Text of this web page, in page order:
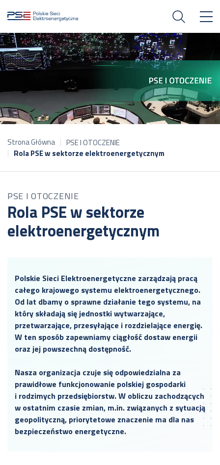
Strona Główna
PSE I OTOCZENIE
Rola PSE w sektorze elektroenergetycznym
PSE I OTOCZENIE
Rola PSE w sektorze
elektroenergetycznym
Polskie Sieci Elektroenergetyczne zarządzają pracą
całego krajowego systemu elektroenergetycznego.
Od lat dbamy o sprawne działanie tego systemu, na
który składają się jednostki wytwarzające,
przetwarzające, przesyłające i rozdzielające energię.
W ten sposób zapewniamy ciągłość dostaw energii
oraz jej powszechną dostępność.
Nasza organizacja czuje się odpowiedzialna za
prawidłowe funkcjonowanie polskiej gospodarki
i rodzimych przedsiębiorstw. W obliczu zachodzących
w ostatnim czasie zmian, m.in. związanych z sytuacją
geopolityczną, priorytetowe znaczenie ma dla nas
bezpieczeństwo energetyczne.